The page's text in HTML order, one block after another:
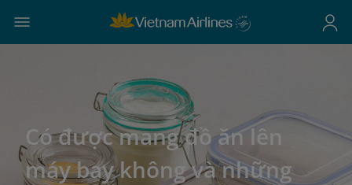
Có được mang đồ ăn lên
máy bay không và những